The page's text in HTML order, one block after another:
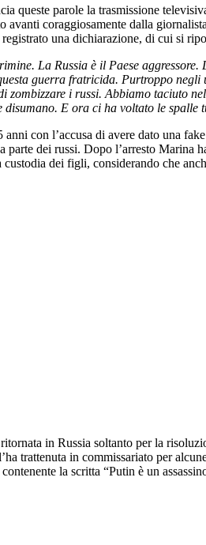
queste parole la trasmissione
avanti coraggiosamente dalla
una dichiarazione, di cui si
La Russia è il Paese
guerra fratricida. Purtroppo
zombizzare i russi. Abbiamo taciuto
disumano. E ora ci ha voltato le
anni con l’accusa di avere dato una
parte dei russi. Dopo l’arresto
dei figli, considerando che
in Russia soltanto per la
trattenuta in commissariato per
la scritta “Putin è un